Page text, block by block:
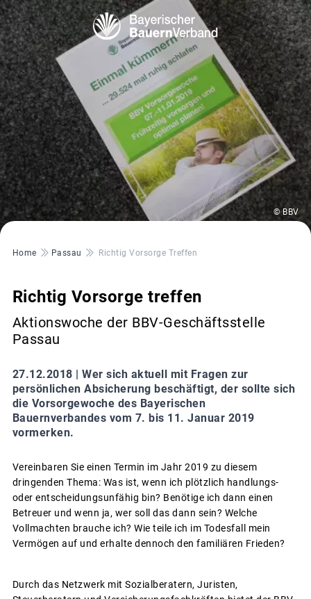
© BBV
Pfadnavigation
Home Passau Richtig Vorsorge Treffen
Richtig Vorsorge treffen
Aktionswoche der BBV-Geschäftsstelle
Passau
27.12.2018 | Wer sich aktuell mit Fragen zur
persönlichen Absicherung beschäftigt, der sollte sich
die Vorsorgewoche des Bayerischen
Bauernverbandes vom 7. bis 11. Januar 2019
vormerken.
Vereinbaren Sie einen Termin im Jahr 2019 zu diesem
dringenden Thema: Was ist, wenn ich plötzlich handlungs-
oder entscheidungsunfähig bin? Benötige ich dann einen
Betreuer und wenn ja, wer soll das dann sein? Welche
Vollmachten brauche ich? Wie teile ich im Todesfall mein
Vermögen auf und erhalte dennoch den familiären Frieden?
Durch das Netzwerk mit Sozialberatern, Juristen,